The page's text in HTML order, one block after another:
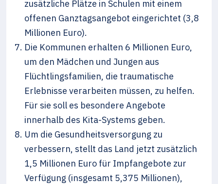
zusätzliche Plätze in Schulen mit einem
offenen Ganztagsangebot eingerichtet (3,8
Millionen Euro).
Die Kommunen erhalten 6 Millionen Euro,
um den Mädchen und Jungen aus
Flüchtlingsfamilien, die traumatische
Erlebnisse verarbeiten müssen, zu helfen.
Für sie soll es besondere Angebote
innerhalb des Kita-Systems geben.
Um die Gesundheitsversorgung zu
verbessern, stellt das Land jetzt zusätzlich
1,5 Millionen Euro für Impfangebote zur
Verfügung (insgesamt 5,375 Millionen),